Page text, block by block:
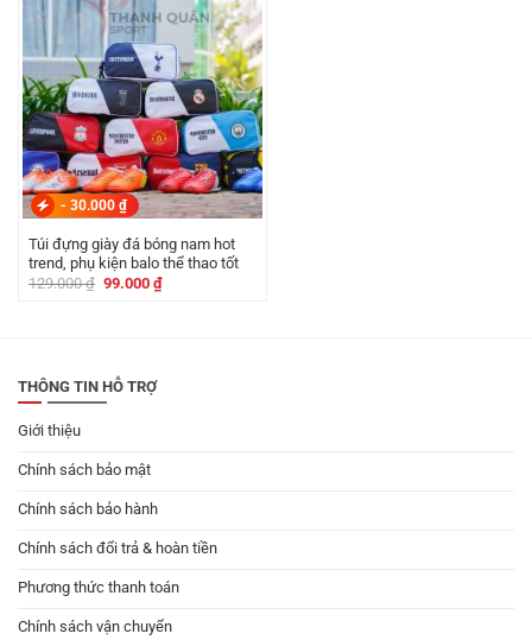
- 30.000 ₫
Túi đựng giày đá bóng nam hot
trend, phụ kiện balo thể thao tốt
129.000₫ Giá
99.000 ₫Giá
hiện
THÔNG TIN HỖ TRỢ
Giới thiệu
Chính sách bảo mật
Chính sách bảo hành
Chính sách đổi trả & hoàn tiền
Phương thức thanh toán
Chính sách vận chuyển